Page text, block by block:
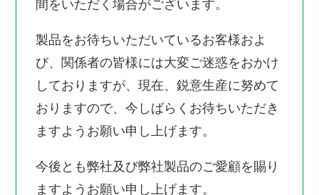
間をいただく場合がございます。
製品をお待ちいただいているお客様およ
び、関係者の皆様には大変ご迷惑をおかけ
しておりますが、現在、鋭意生産に努めて
おりますので、今しばらくお待ちいただき
ますようお願い申し上げます。
今後とも弊社及び弊社製品のご愛顧を賜り
ますようお願い申し上げます。